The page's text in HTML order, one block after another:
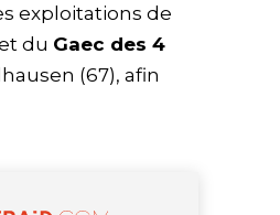
exploitations de
du Gaec des 4
(67), afin